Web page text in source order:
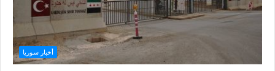
أخبار سوريا